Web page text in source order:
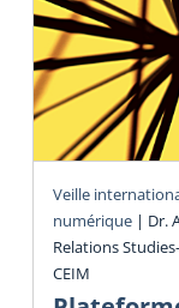
Veille
numérique | Dr.
Relations
CEIM